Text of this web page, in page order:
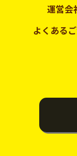
運営会
よくある